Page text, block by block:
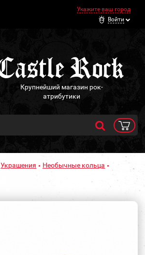
Укажите ваш город
Войти
Крупнейший магазин рок-
атрибутики
Украшения
Необычные кольца